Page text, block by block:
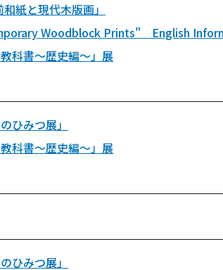
紙と現代木版画」
Woodblock Prints" English
科書～歴史編～」展
ひみつ展」
科書～歴史編～」展
ひみつ展」